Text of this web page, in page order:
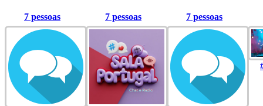
7 pessoas 7 pessoas 7 pessoas